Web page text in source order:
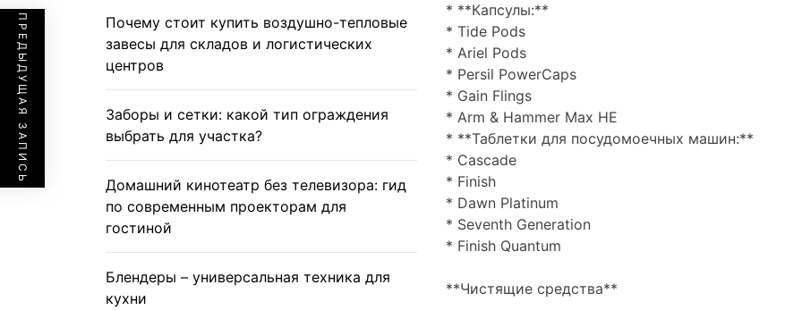
* **Капсулы:**
* Tide Pods
* Ariel Pods
* Persil PowerCaps
* Gain Flings
* Arm & Hammer Max HE
* **Таблетки для посудомоечных машин:**
* Cascade
* Finish
* Dawn Platinum
* Seventh Generation
* Finish Quantum
**Чистящие средства**
ПРЕДЫДУЩАЯ ЗАПИСЬ
Почему стоит купить воздушно-тепловые
завесы для складов и логистических
центров
Заборы и сетки: какой тип ограждения
выбрать для участка?
Домашний кинотеатр без телевизора: гид
по современным проекторам для
гостиной
Блендеры – универсальная техника для
кухни